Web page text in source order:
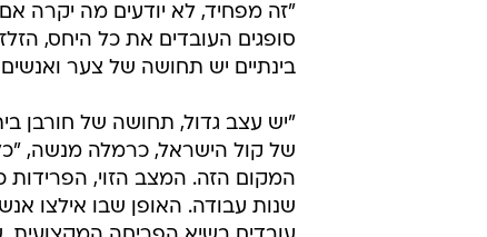
"זה מפחיד, לא יודעים מה יקרה
סופגים העובדים את כל היחס,
בינתיים יש תחושה של צער
"יש עצב גדול, תחושה של חורבן
של קול הישראל, כרמלה מנשה,
המקום הזה. המצב הזוי, הפרידות
שנות עבודה. האופן שבו אילצו